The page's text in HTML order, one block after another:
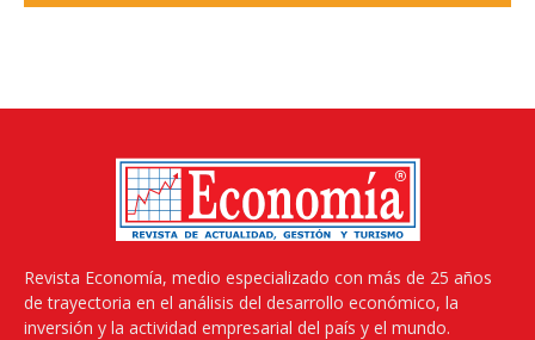
Revista Economía, medio especializado con más de 25 años
de trayectoria en el análisis del desarrollo económico, la
inversión y la actividad empresarial del país y el mundo.